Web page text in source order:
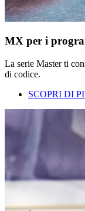
MX per i
La serie Master ti
di codice.
SCOPRI DI